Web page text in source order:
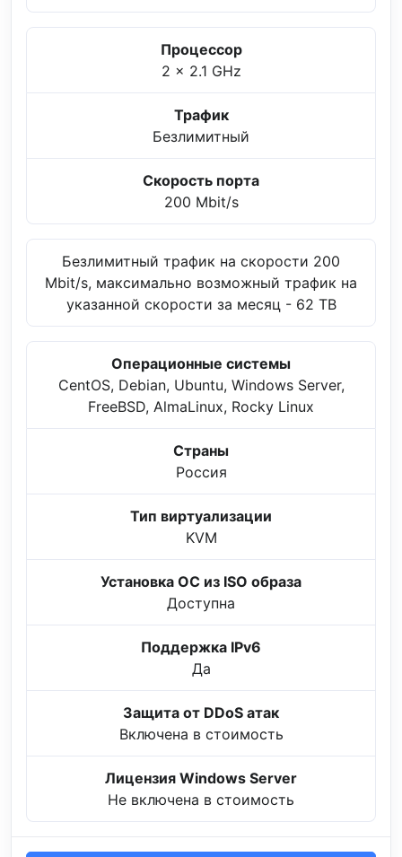
Процессор
2 x 2.1 GHz
Трафик
Безлимитный
Скорость порта
200 Mbit/s
Безлимитный трафик на скорости 200
Mbit/s, максимально возможный трафик на
указанной скорости за месяц - 62 TB
Операционные системы
CentOS, Debian, Ubuntu, Windows Server,
FreeBSD, AlmaLinux, Rocky Linux
Страны
Россия
Тип виртуализации
KVM
Установка ОС из ISO образа
Доступна
Поддержка IPv6
Да
Защита от DDoS атак
Включена в стоимость
Лицензия Windows Server
Не включена в стоимость